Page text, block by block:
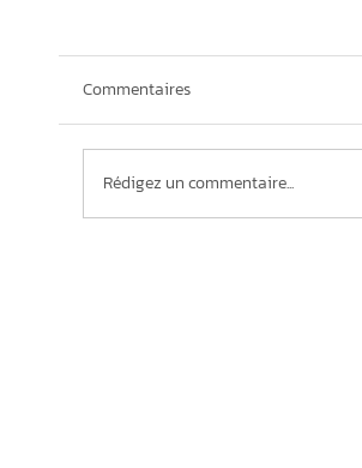
Commentaires
Rédigez un commentaire...